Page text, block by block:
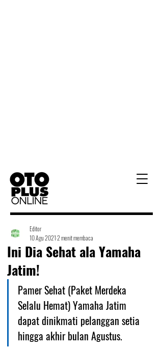
Ini Dia Sehat ala Yamaha
Jatim!
Editor
10 Agu 20212 menit membaca
Pamer Sehat (Paket Merdeka
Selalu Hemat) Yamaha Jatim
dapat dinikmati pelanggan setia
hingga akhir bulan Agustus.